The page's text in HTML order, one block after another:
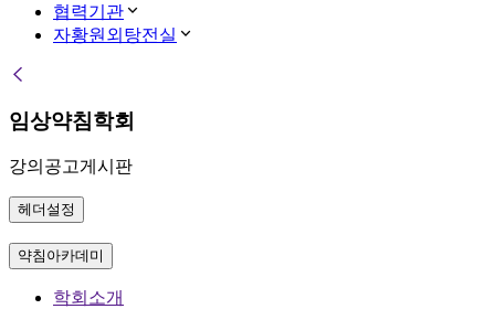
협력기관
자황원외탕전실
임상약침학회
강의공고게시판
헤더설정
약침아카데미
학회소개